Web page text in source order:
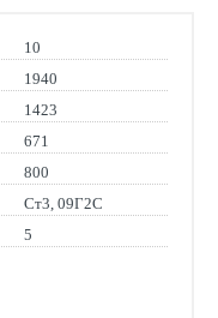
10
1940
1423
671
800
Ст3, 09Г2С
5